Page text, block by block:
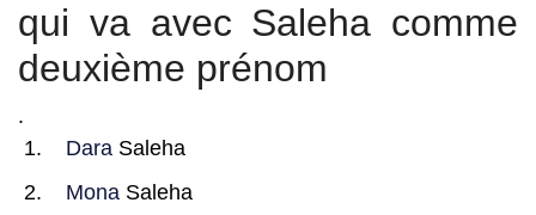
qui va avec Saleha comme
deuxième prénom
.
Dara Saleha
Mona Saleha